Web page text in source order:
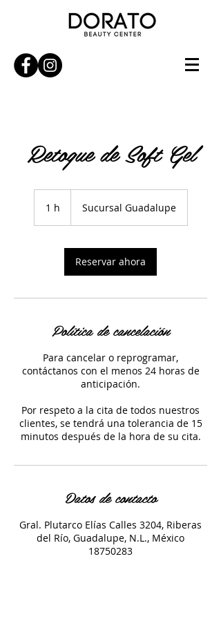
Retoque de Soft Gel
1 h Sucursal Guadalupe
Reservar ahora
Política de cancelación
Para cancelar o reprogramar,
contáctanos con el menos 24 horas de
anticipación.
Por respeto a la cita de todos nuestros
clientes, se tendrá una tolerancia de 15
minutos después de la hora de su cita.
Datos de contacto
Gral. Plutarco Elías Calles 3204, Riberas
del Río, Guadalupe, N.L., México
18750283